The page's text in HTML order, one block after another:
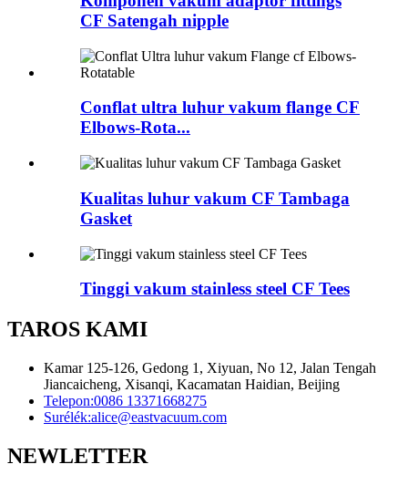
CF Satengah nipple
Conflat ultra luhur vakum flange CF
Elbows-Rota...
Kualitas luhur vakum CF Tambaga
Gasket
Tinggi vakum stainless steel CF Tees
TAROS KAMI
Kamar 125-126, Gedong 1, Xiyuan, No 12, Jalan Tengah
Jiancaicheng, Xisanqi, Kacamatan Haidian, Beijing
Telepon:0086 13371668275
Surélék:alice@eastvacuum.com
NEWLETTER